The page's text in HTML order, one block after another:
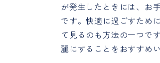
が発生したときには、お
です。快適に過ごすため
て見るのも方法の一つで
麗にすることをおすすめ